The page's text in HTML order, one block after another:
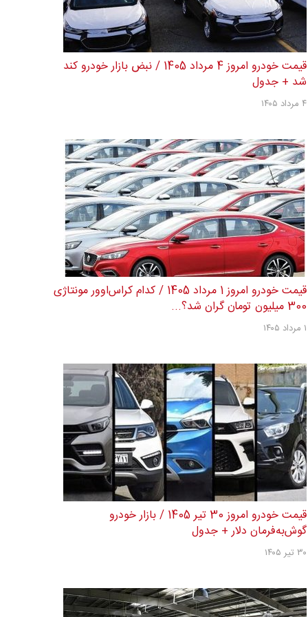
قیمت خودرو امروز 4 مرداد 1405 / نبض بازار خودرو کند
شد + جدول
۴ مرداد ۱۴۰۵
قیمت خودرو امروز 1 مرداد 1405 / کدام کراس‌اوور مونتاژی
300 میلیون تومان گران شد؟...
۱ مرداد ۱۴۰۵
قیمت خودرو امروز 30 تیر 1405 / بازار خودرو
گوش‌به‌فرمان دلار + جدول
۳۰ تیر ۱۴۰۵